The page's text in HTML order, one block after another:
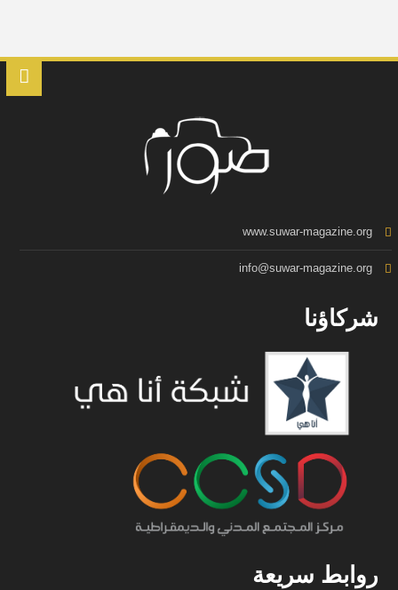
www.suwar-magazine.org
info@suwar-magazine.org
شركاؤنا
روابط سريعة